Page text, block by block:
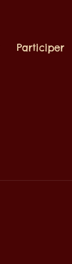
Participer